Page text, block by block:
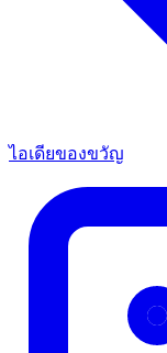
ไอเดียของขวัญ